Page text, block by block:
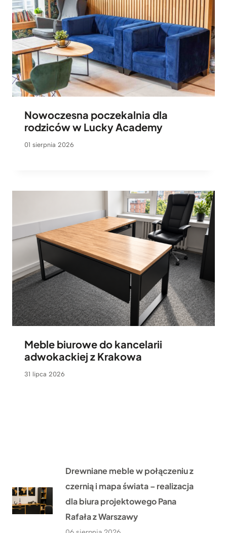
Nowoczesna poczekalnia dla
rodziców w Lucky Academy
01 sierpnia 2026
Meble biurowe do kancelarii
adwokackiej z Krakowa
31 lipca 2026
Drewniane meble w połączeniu z
czernią i mapa świata – realizacja
dla biura projektowego Pana
Rafała z Warszawy